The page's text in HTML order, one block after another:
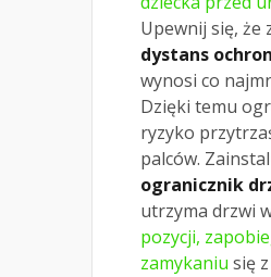
Upewnij się, że
dystans
wynosi co
Dzięki temu
ryzyko
palców.
ogranicznik
utrzyma drzwi
pozycji,
zamykaniu się z